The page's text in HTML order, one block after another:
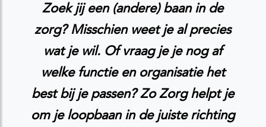
Zoek jij een (andere) baan in de
zorg? Misschien weet je al precies
wat je wil. Of vraag je je nog af
welke functie en organisatie het
best bij je passen? Zo Zorg helpt je
om je loopbaan in de juiste richting